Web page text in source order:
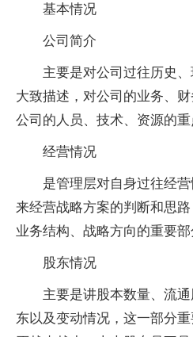
基本情况
公司简介
主要是对公司过往历史
大致描述，对公司的业务、
公司的人员、技术、资源的重
经营情况
是管理层对自身过往经
来经营战略方案的判断和思路
业务结构、战略方向的重要部
股东情况
主要是讲股本数量、流
东以及变动情况，这一部分